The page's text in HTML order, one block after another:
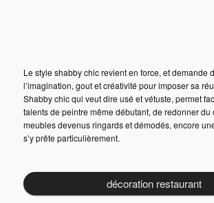
Le style shabby chic revient en force, et demande
l’imagination, gout et créativité pour imposer sa
Shabby chic qui veut dire usé et vétuste, permet
talents de peintre même débutant, de redonner du
meubles devenus ringards et démodés, encore
s’y prête particulièrement.
décoration restaurant